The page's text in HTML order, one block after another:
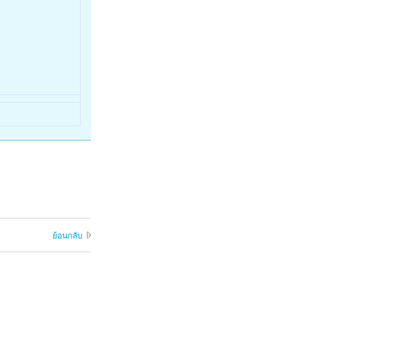
ย้อนกลับ